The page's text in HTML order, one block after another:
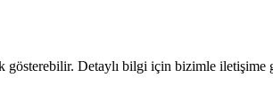
gösterebilir. Detaylı bilgi için bizimle iletişime